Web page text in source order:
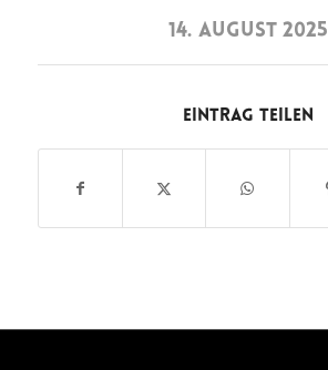
14. AUGUST 2025
Eintrag teilen